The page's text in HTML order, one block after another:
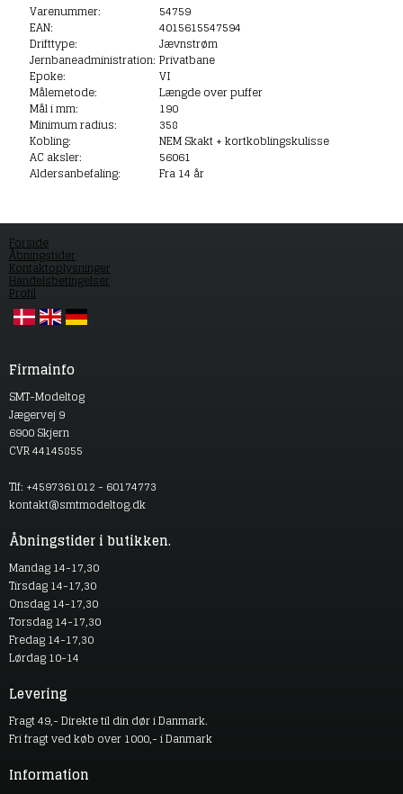
Varenummer:
54759
EAN:
4015615547594
Drifttype:
Jævnstrøm
Jernbaneadministration: Privatbane
Epoke:
VI
Målemetode:
Længde over puffer
Mål i mm:
190
Minimum radius:
358
Kobling:
NEM Skakt + kortkoblingskulisse
AC aksler:
56061
Aldersanbefaling:
Fra 14 år
Forside
Åbningstider
Kontaktoplysninger
Handelsbetingelser
Profil
Firmainfo
SMT-Modeltog
Jægervej 9
6900 Skjern
CVR 44145855
Tlf: +4597361012 - 60174773
kontakt@smtmodeltog.dk
Åbningstider i butikken.
Mandag 14-17,30
Tirsdag 14-17,30
Onsdag 14-17,30
Torsdag 14-17,30
Fredag 14-17,30
Lørdag 10-14
Levering
Fragt 49,- Direkte til din dør i Danmark.
Fri fragt ved køb over 1000,- i Danmark
Information